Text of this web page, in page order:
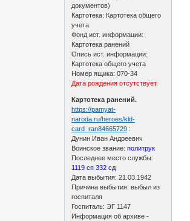
документов)
Картотека: Картотека общего
учета
Фонд ист. информации:
Картотека ранений
Опись ист. информации:
Картотека общего учета
Номер ящика: 070-34
Дата рождения отсутствует.
Картотека ранений.
https://pamyat-
naroda.ru/heroes/kld-
card_ran84665729 :
Дунин Иван Андреевич
Воинское звание:политрук
Последнее место службы:
1119 сп 332 сд
Дата выбытия: 21.03.1942
Причина выбытия: выбыл из
госпиталя
Госпиталь: ЭГ 1147
Информация об архиве -